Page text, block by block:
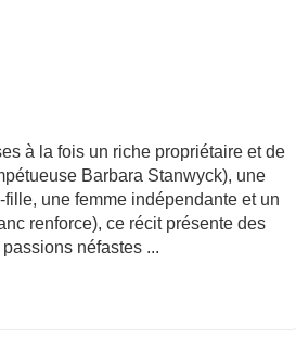
à la fois un riche propriétaire et de
Barbara Stanwyck), une
une femme indépendante et un
renforce), ce récit présente des
néfastes ...